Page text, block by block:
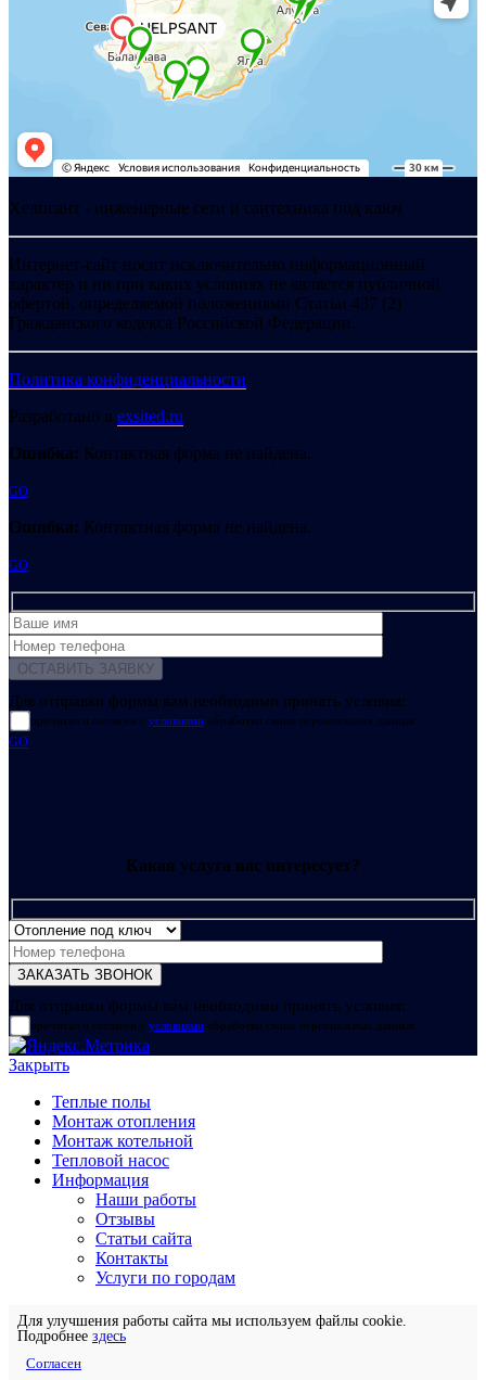
Хелпсант - инженерные сети и сантехника под ключ
Интернет-сайт носит исключительно информационный
характер и ни при каких условиях не является публичной
офертой, определяемой положениями Статьи 437 (2)
Гражданского кодекса Российской Федерации.
Политика конфиденциальности
Разработано в exsited.ru
Ошибка: Контактная форма не найдена.
GO
Ошибка: Контактная форма не найдена.
GO
Для отправки формы вам необходимо принять условия:
прочитал и согласен с условиями обработки своих персональных данных
GO
Какая услуга вас интересует?
Для отправки формы вам необходимо принять условия:
прочитал и согласен с условиями обработки своих персональных данных
Закрыть
Теплые полы
Монтаж отопления
Монтаж котельной
Тепловой насос
Информация
Наши работы
Отзывы
Статьи сайта
Контакты
Услуги по городам
Для улучшения работы сайта мы используем файлы cookie.
Подробнее здесь
Согласен